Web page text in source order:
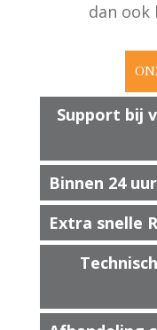
dan ook
Support bij
Binnen 24
Extra snelle